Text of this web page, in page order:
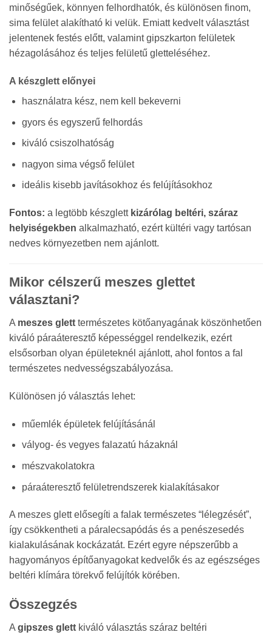
minőségűek, könnyen felhordhatók, és különösen finom,
sima felület alakítható ki velük. Emiatt kedvelt választást
jelentenek festés előtt, valamint gipszkarton felületek
hézagolásához és teljes felületű gletteléséhez.
A készglett előnyei
használatra kész, nem kell bekeverni
gyors és egyszerű felhordás
kiváló csiszolhatóság
nagyon sima végső felület
ideális kisebb javításokhoz és felújításokhoz
Fontos: a legtöbb készglett kizárólag beltéri, száraz
helyiségekben alkalmazható, ezért kültéri vagy tartósan
nedves környezetben nem ajánlott.
Mikor célszerű meszes glettet
választani?
A meszes glett természetes kötőanyagának köszönhetően
kiváló páraáteresztő képességgel rendelkezik, ezért
elsősorban olyan épületeknél ajánlott, ahol fontos a fal
természetes nedvességszabályozása.
Különösen jó választás lehet:
műemlék épületek felújításánál
vályog- és vegyes falazatú házaknál
mészvakolatokra
páraáteresztő felületrendszerek kialakításakor
A meszes glett elősegíti a falak természetes “lélegzését”,
így csökkentheti a páralecsapódás és a penészesedés
kialakulásának kockázatát. Ezért egyre népszerűbb a
hagyományos építőanyagokat kedvelők és az egészséges
beltéri klímára törekvő felújítók körében.
Összegzés
Agipszes glett kiváló választás száraz beltéri